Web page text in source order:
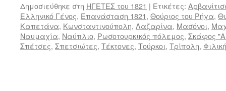
Δημοσιεύθηκε στη ΗΓΕΤΕΣ του 1821 | Ετικέτες:
Ελληνικό Γένος, Επανάσταση 1821, Θούριος του Ρήγα,
Καπετάνα, Κωνσταντινούπολη, Λαζαρίνα, Μασόνοι,
Ναυμαχία, Ναύπλιο, Ρωσοτουρκικός πόλεμος, Σκάφος
Σπέτσες, Σπετσιώτες, Τέκτονες, Τούρκοι, Τρίπολη,